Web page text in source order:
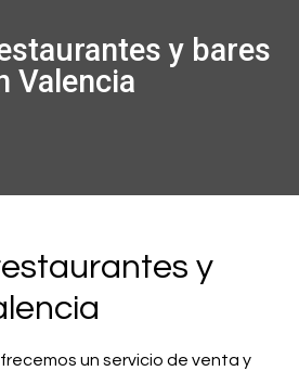
y bares
Valencia
y
un servicio de venta y